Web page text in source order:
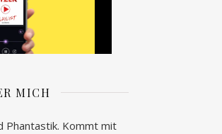
MICH
Phantastik. Kommt mit